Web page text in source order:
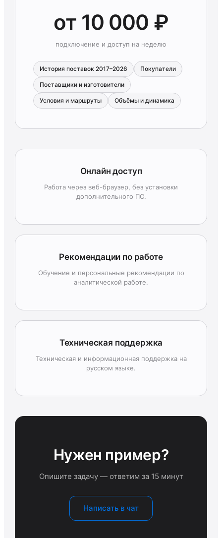
от 10 000 ₽
подключение и доступ на неделю
История поставок 2017–2026 Покупатели
Поставщики и изготовители
Условия и маршруты Объёмы и динамика
Онлайн доступ
Работа через веб-браузер, без установки
дополнительного ПО.
Рекомендации по работе
Обучение и персональные рекомендации по
аналитической работе.
Техническая поддержка
Техническая и информационная поддержка на
русском языке.
Нужен пример?
Опишите задачу — ответим за 15 минут
Написать в чат